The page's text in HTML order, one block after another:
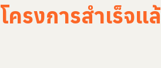
โครงการสำเร็จแ